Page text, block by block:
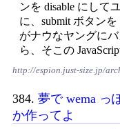
ンを disable にして
に、submit ボタン
がナウなヤングに
ら、そこの
http://espion.just-size.jp/
384. 夢で wema っ
か作ってよ